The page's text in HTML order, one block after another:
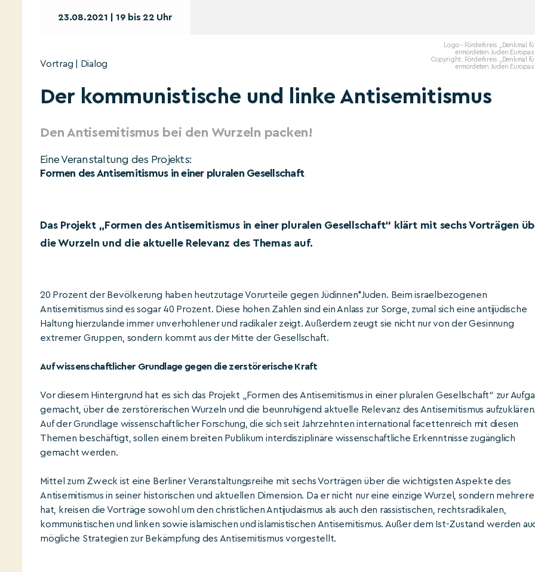
23.08.2021 | 19 bis 22 Uhr
Logo - Förderkreis „Denkmal
ermordeten Juden Europas
Copyright: Förderkreis „Denkmal
ermordeten Juden Europas
Vortrag | Dialog
Der kommunistische und linke Antisemitismus
Den Antisemitismus bei den Wurzeln packen!
Eine Veranstaltung des Projekts:
Formen des Antisemitismus in einer pluralen Gesellschaft
Das Projekt „Formen des Antisemitismus in einer pluralen Gesellschaft“ klärt mit sechs Vorträgen
die Wurzeln und die aktuelle Relevanz des Themas auf.
20 Prozent der Bevölkerung haben heutzutage Vorurteile gegen Jüdinnen*Juden. Beim israelbezogenen
Antisemitismus sind es sogar 40 Prozent. Diese hohen Zahlen sind ein Anlass zur Sorge, zumal sich eine antijüdische
Haltung hierzulande immer unverhohlener und radikaler zeigt. Außerdem zeugt sie nicht nur von der Gesinnung
extremer Gruppen, sondern kommt aus der Mitte der Gesellschaft.
Auf wissenschaftlicher Grundlage gegen die zerstörerische Kraft
Vor diesem Hintergrund hat es sich das Projekt „Formen des Antisemitismus in einer pluralen Gesellschaft“ zur
gemacht, über die zerstörerischen Wurzeln und die beunruhigend aktuelle Relevanz des Antisemitismus
Auf der Grundlage wissenschaftlicher Forschung, die sich seit Jahrzehnten international facettenreich mit diesen
Themen beschäftigt, sollen einem breiten Publikum interdisziplinäre wissenschaftliche Erkenntnisse zugänglich
gemacht werden.
Mittel zum Zweck ist eine Berliner Veranstaltungsreihe mit sechs Vorträgen über die wichtigsten Aspekte des
Antisemitismus in seiner historischen und aktuellen Dimension. Da er nicht nur eine einzige Wurzel, sondern mehrere
hat, kreisen die Vorträge sowohl um den christlichen Antijudaismus als auch den rassistischen, rechtsradikalen,
kommunistischen und linken sowie islamischen und islamistischen Antisemitismus. Außer dem Ist-Zustand werden
mögliche Strategien zur Bekämpfung des Antisemitismus vorgestellt.